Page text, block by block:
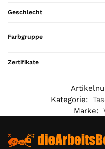
Geschlecht
Farbgruppe
Zertifikate
Kategorie:
Marke: